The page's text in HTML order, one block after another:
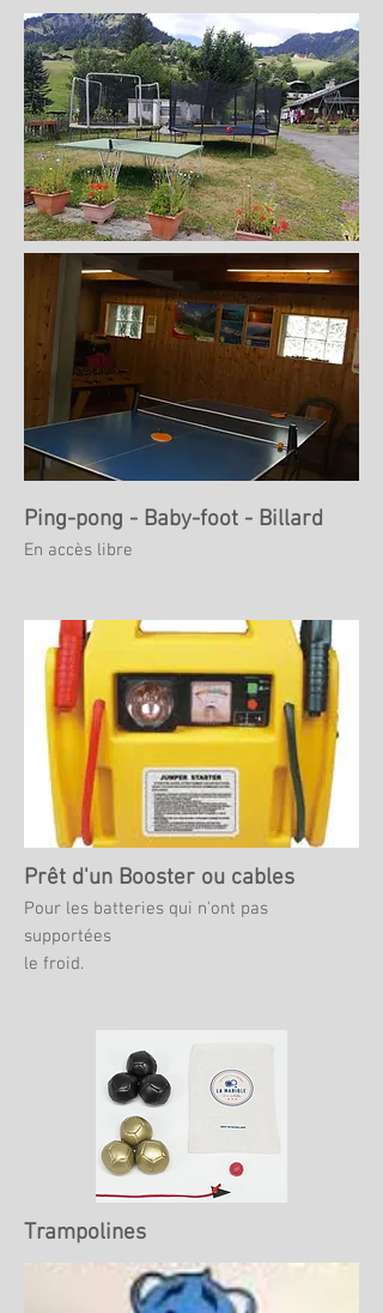
Ping-pong - Baby-foot - Billard
En accès libre
Prêt d'un Booster ou cables
Pour les batteries qui n'ont pas
supportées
le froid.
Trampolines